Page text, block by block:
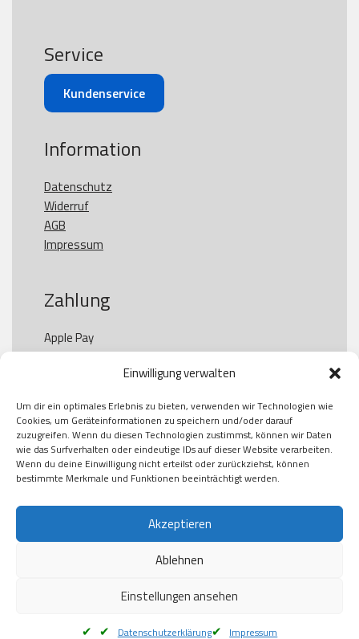
Einwilligung verwalten
Um dir ein optimales Erlebnis zu bieten, verwenden wir Technologien wie
Cookies, um Geräteinformationen zu speichern und/oder darauf
zuzugreifen. Wenn du diesen Technologien zustimmst, können wir Daten
wie das Surfverhalten oder eindeutige IDs auf dieser Website verarbeiten.
Wenn du deine Einwilligung nicht erteilst oder zurückziehst, können
bestimmte Merkmale und Funktionen beeinträchtigt werden.
Akzeptieren
Ablehnen
Einstellungen ansehen
Datenschutzerklärung Impressum
Service
Kundenservice
Information
Datenschutz
Widerruf
AGB
Impressum
Zahlung
Apple Pay
Paypal
Kauf auf Rechung
Klarna
American Express